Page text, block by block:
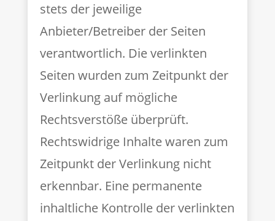
stets der jeweilige
Anbieter/Betreiber der Seiten
verantwortlich. Die verlinkten
Seiten wurden zum Zeitpunkt der
Verlinkung auf mögliche
Rechtsverstöße überprüft.
Rechtswidrige Inhalte waren zum
Zeitpunkt der Verlinkung nicht
erkennbar. Eine permanente
inhaltliche Kontrolle der verlinkten